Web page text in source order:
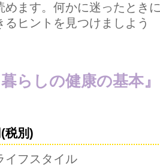
めます。何かに迷ったとき
るヒントを見つけましよう
らしの健康の基本』
税別)
イフスタイル